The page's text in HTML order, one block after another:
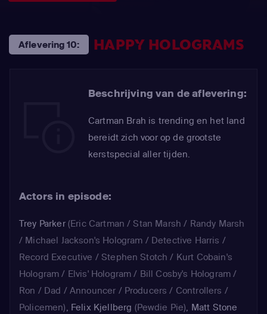
Aflevering 10: HAPPY HOLOGRAMS
Beschrijving van de aflevering:
Cartman Brah is trending en het land
bereidt zich voor op de grootste
kerstspecial aller tijden.
Actors in episode:
Trey Parker(Eric Cartman / Stan Marsh / Randy Marsh
/ Michael Jackson's Hologram / Detective Harris /
Record Executive / Stephen Stotch / Kurt Cobain's
Hologram / Elvis' Hologram / Bill Cosby's Hologram /
Ron / Dad / Announcer / Producers / Controllers /
Policemen), Felix Kjellberg (Pewdie Pie), Matt Stone